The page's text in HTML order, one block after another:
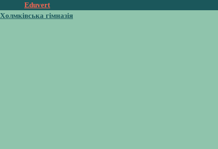
Eduvert
Холмківська гімназія